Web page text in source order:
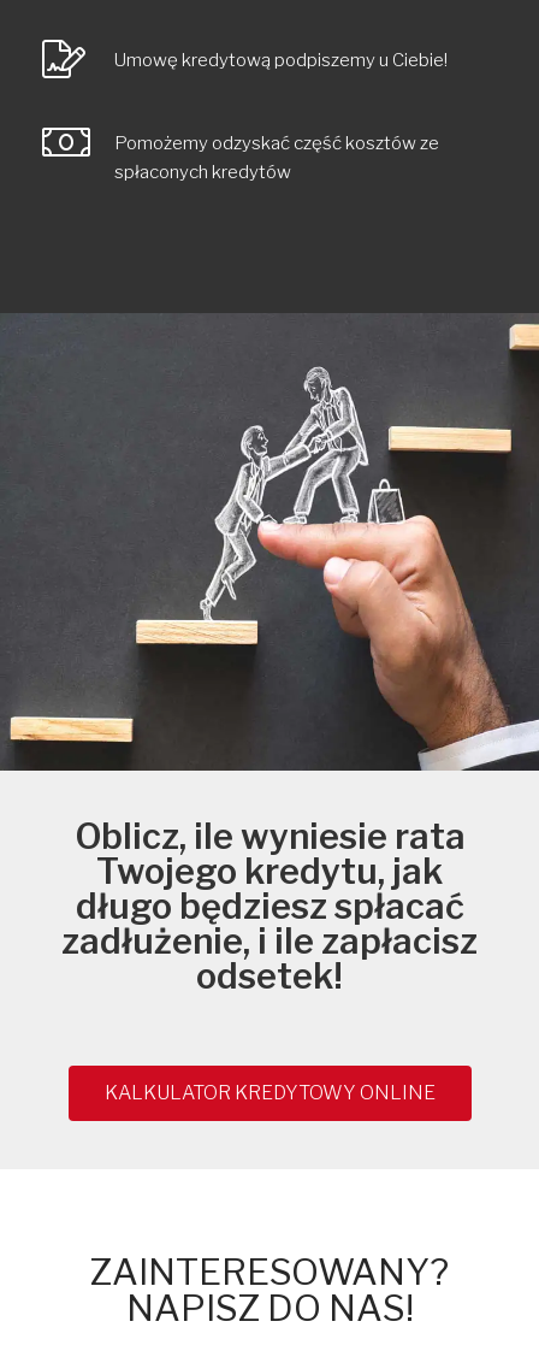
Umowę kredytową podpiszemy u Ciebie!
Pomożemy odzyskać część kosztów ze
spłaconych kredytów
Oblicz, ile wyniesie rata
Twojego kredytu, jak
długo będziesz spłacać
zadłużenie, i ile zapłacisz
odsetek!
KALKULATOR KREDYTOWY ONLINE
ZAINTERESOWANY?
NAPISZ DO NAS!